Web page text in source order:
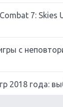
7: Skies
с
2018 года: